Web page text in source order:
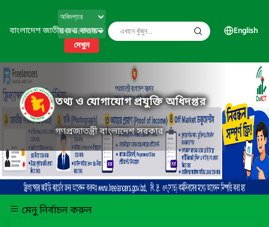
বাংলাদেশ জাতীয় তথ্য বাতায়ন
দেখুন
English
তথ্য ও যোগাযোগ প্রযুক্তি অধিদপ্তর
গণপ্রজাতন্ত্রী বাংলাদেশ সরকার
মেনু নির্বাচন করুন